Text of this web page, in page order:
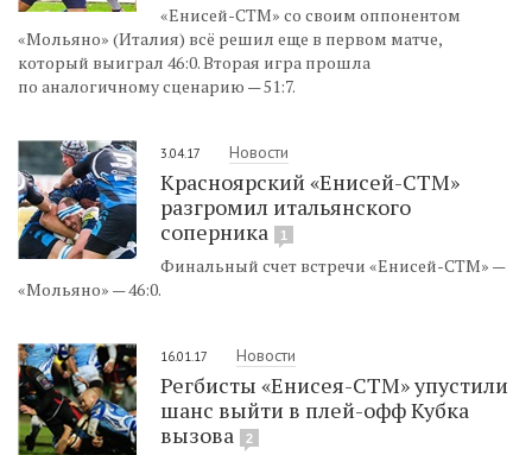
«Енисей-СТМ» со своим оппонентом
«Мольяно» (Италия) всё решил еще в первом матче,
который выиграл 46:0. Вторая игра прошла
по аналогичному сценарию — 51:7.
3.04.17 Новости
Красноярский «Енисей-СТМ»
разгромил итальянского
соперника
1
Финальный счет встречи «Енисей-СТМ» —
«Мольяно» — 46:0.
16.01.17 Новости
Регбисты «Енисея-СТМ» упустили
шанс выйти в плей-офф Кубка
вызова
2